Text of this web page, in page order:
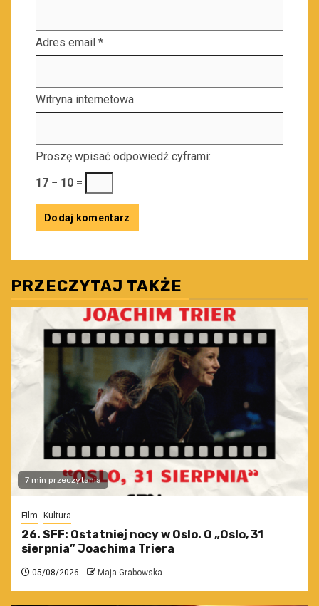
Adres email *
Witryna internetowa
Proszę wpisać odpowiedź cyframi:
17 − 10 =
PRZECZYTAJ TAKŻE
7 min przeczytania
Film Kultura
26. SFF: Ostatniej nocy w Oslo. O „Oslo, 31
sierpnia” Joachima Triera
05/08/2026 Maja Grabowska